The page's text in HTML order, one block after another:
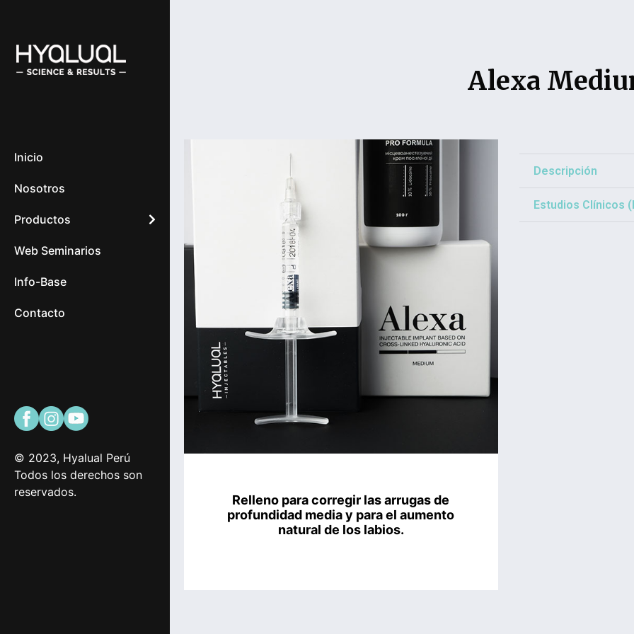
Inicio
Nosotros
Productos
Web Seminarios
Info-Base
Contacto
© 2023, Hyalual Perú
Todos los derechos son
reservados.
Alexa
Relleno para corregir las arrugas de
profundidad media y para el aumento
natural de los labios.
Descripción
Estudios Clínicos